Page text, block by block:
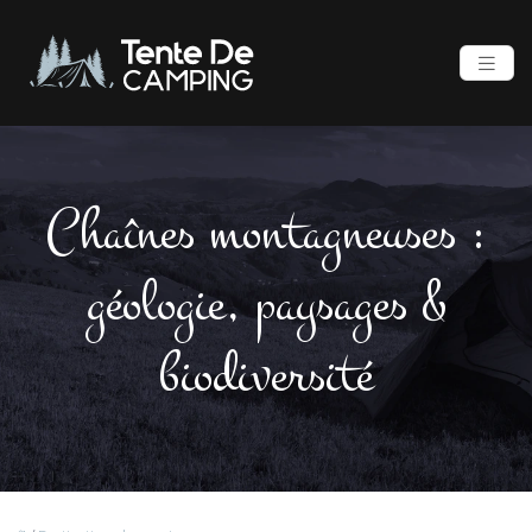
Chaînes montagneuses :
géologie, paysages &
biodiversité